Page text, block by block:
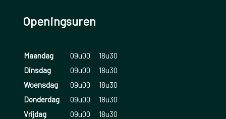
Openingsuren
Maandag 09u00
18u30
Dinsdag
09u00
18u30
Woensdag
09u00
18u30
Donderdag
09u00
18u30
Vrijdag
09u00
18u30